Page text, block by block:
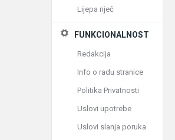
Lijepa riječ
FUNKCIONALNOST
Redakcija
Info o radu stranice
Politika Privatnosti
Uslovi upotrebe
Uslovi slanja poruka